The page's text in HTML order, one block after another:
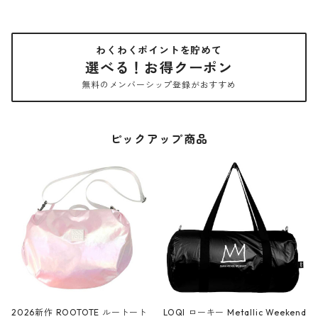
わくわくポイントを貯めて
選べる！お得クーポン
無料のメンバーシップ登録がおすすめ
ピックアップ商品
2026新作 ROOTOTE ルートート
LOQI ローキー Metallic Weekend